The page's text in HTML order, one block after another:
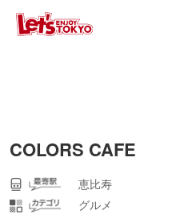
COLORS CAFE
恵比寿
グルメ